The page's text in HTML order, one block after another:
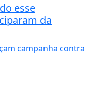
esse
da